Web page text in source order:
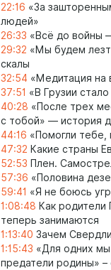
22:16 «За
людей»
26:33 «Всё до войны
29:32 «Мы будем
скалы
32:54 «Медитация на
37:51 «В Грузии
40:28 «После трех
с тобой» — история
44:16 «Помогли
47:32 Какие страны
52:53 Плен.
57:36 «Половина
59:41 «Я не боюсь
1:08:48 Как родители
теперь занимаются
1:13:40 Зачем
1:15:43 «Для одних
предатели родины» –